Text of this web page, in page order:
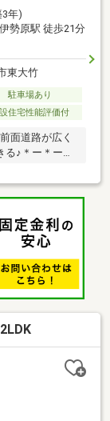
3年)
勢原駅 徒歩21分
東大竹
駐車場あり
住宅性能評価付
道路が広く
♪＊ー＊ー＊
・２４時間換
＊ー＊ー＊ー
能評価書取得
震保険料最大
で質問・予約
ます】